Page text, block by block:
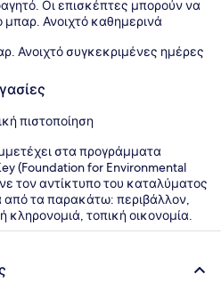
Οι επισκέπτες μπορούν να
Ανοιχτό καθημερινά
Ανοιχτό συγκεκριμένες ημέρες
πιστοποίηση
στα προγράμματα
(Foundation for Environmental
τον αντίκτυπο του καταλύματος
από τα παρακάτω: περιβάλλον,
κληρονομιά, τοπική οικονομία.